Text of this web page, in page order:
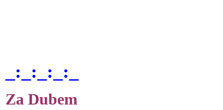
_:_:_:_:_
Za Dubem